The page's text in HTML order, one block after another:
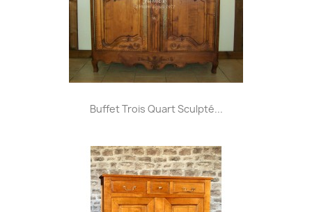
Buffet Trois Quart Sculpté...